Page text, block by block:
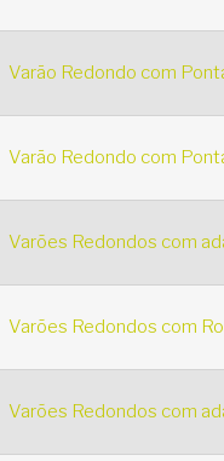
Varão Redondo com
Varão Redondo com
Varões Redondos com
Varões Redondos com
Varões Redondos com